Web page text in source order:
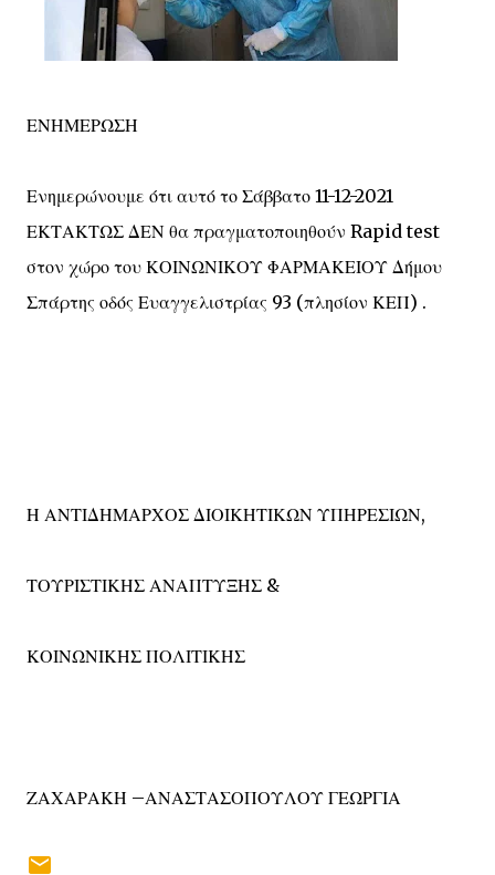
ΕΝΗΜΕΡΩΣΗ
Ενημερώνουμε ότι αυτό το Σάββατο 11-12-2021
ΕΚΤΑΚΤΩΣ ΔΕΝ θα πραγματοποιηθούν Rapid test
στον χώρο του ΚΟΙΝΩΝΙΚΟΥ ΦΑΡΜΑΚΕΙΟΥ Δήμου
Σπάρτης οδός Ευαγγελιστρίας 93 (πλησίον ΚΕΠ) .
Η ΑΝΤΙΔΗΜΑΡΧΟΣ ΔΙΟΙΚΗΤΙΚΩΝ ΥΠΗΡΕΣΙΩΝ,
ΤΟΥΡΙΣΤΙΚΗΣ ΑΝΑΠΤΥΞΗΣ &
ΚΟΙΝΩΝΙΚΗΣ ΠΟΛΙΤΙΚΗΣ
ΖΑΧΑΡΑΚΗ –ΑΝΑΣΤΑΣΟΠΟΥΛΟΥ ΓΕΩΡΓΙΑ